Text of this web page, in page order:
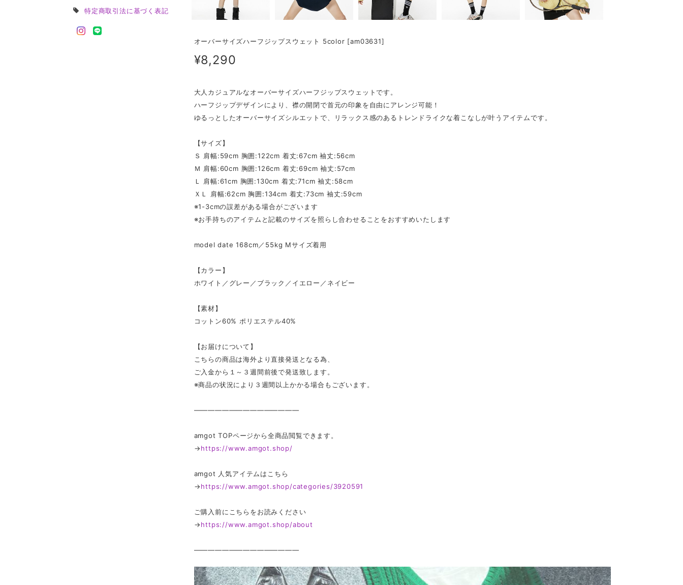
特定商取引法に基づく表記
オーバーサイズハーフジップスウェット 5color [am03631]
¥8,290
大人カジュアルなオーバーサイズハーフジップスウェットです。
ハーフジップデザインにより、襟の開閉で首元の印象を自由にアレンジ可能！
ゆるっとしたオーバーサイズシルエットで、リラックス感のあるトレンドライクな着こなしが叶うアイテムです。
【サイズ】
Ｓ 肩幅:59cm 胸囲:122cm 着丈:67cm 袖丈:56cm
Ｍ 肩幅:60cm 胸囲:126cm 着丈:69cm 袖丈:57cm
Ｌ 肩幅:61cm 胸囲:130cm 着丈:71cm 袖丈:58cm
ＸＬ 肩幅:62cm 胸囲:134cm 着丈:73cm 袖丈:59cm
※1-3cmの誤差がある場合がございます
※お手持ちのアイテムと記載のサイズを照らし合わせることをおすすめいたします
model date 168cm／55kg Mサイズ着用
【カラー】
ホワイト／グレー／ブラック／イエロー／ネイビー
【素材】
コットン60% ポリエステル40%
【お届けについて】
こちらの商品は海外より直接発送となる為、
ご入金から１～３週間前後で発送致します。
※商品の状況により３週間以上かかる場合もございます。
———————————————
amgot TOPページから全商品閲覧できます。
→https://www.amgot.shop/
amgot 人気アイテムはこちら
→https://www.amgot.shop/categories/3920591
ご購入前にこちらをお読みください
→https://www.amgot.shop/about
———————————————